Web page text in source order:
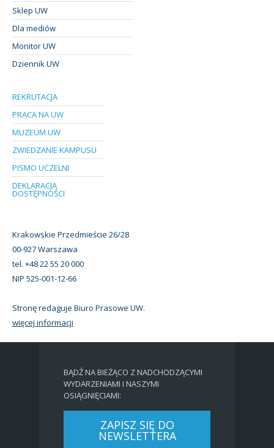
Sklep UW
Dla mediów
Monitor UW
Dziennik UW
REKRUTACJA
PRACA NA UW
MUZEUM UW
ZWIEDZANIE KAMPUSU
PISMO UCZELNI
DEKLARACJA
DOSTĘPNOŚCI
Krakowskie Przedmieście 26/28
00-927 Warszawa
tel. +48 22 55 20 000
NIP 525-001-12-66
Stronę redaguje Biuro Prasowe UW.
więcej informacji
BĄDŹ NA BIEŻĄCO Z NADCHODZĄCYMI
WYDARZENIAMI I NASZYMI
OSIĄGNIĘCIAMI:
ZAPISZ SIĘ DO
NEWSLETTERA